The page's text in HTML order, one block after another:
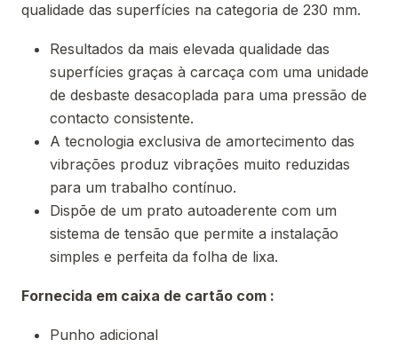
qualidade das superfícies na categoria de 230 mm.
Resultados da mais elevada qualidade das
superfícies graças à carcaça com uma unidade
de desbaste desacoplada para uma pressão de
contacto consistente.
A tecnologia exclusiva de amortecimento das
vibrações produz vibrações muito reduzidas
para um trabalho contínuo.
Dispõe de um prato autoaderente com um
sistema de tensão que permite a instalação
simples e perfeita da folha de lixa.
Fornecida em caixa de cartão com :
Punho adicional